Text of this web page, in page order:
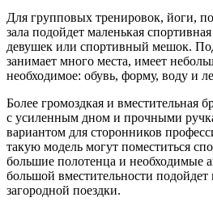
Для групповых тренировок, йоги,
зала подойдет маленькая
девушек или спортивный мешок.
занимает много места, имеет
необходимое: обувь, форму, воду и
Более громоздкая и вместительная
с усиленным дном и прочными
вариантом для сторонников
такую модель могут поместиться
большие полотенца и необходимые
большой вместительности
загородной поездки.